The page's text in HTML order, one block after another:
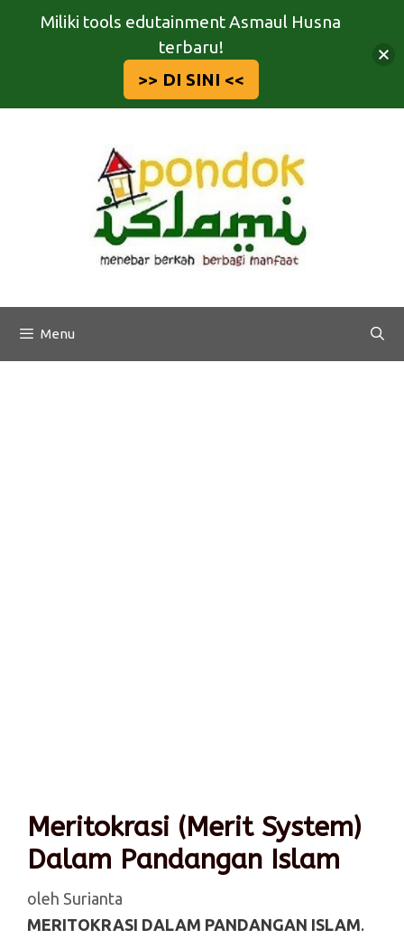
Menu
Meritokrasi (Merit System)
Dalam Pandangan Islam
oleh Surianta
MERITOKRASI DALAM PANDANGAN ISLAM.
Miliki tools edutainment Asmaul Husna
terbaru!
>> DI SINI <<